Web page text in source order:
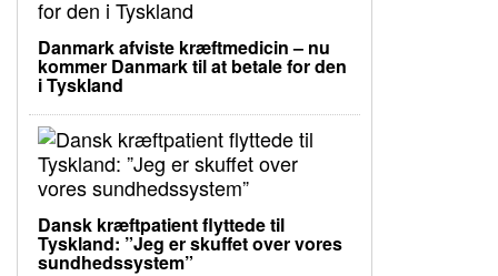
Danmark afviste kræftmedicin – nu
kommer Danmark til at betale for den
i Tyskland
Dansk kræftpatient flyttede til
Tyskland: ”Jeg er skuffet over vores
sundhedssystem”